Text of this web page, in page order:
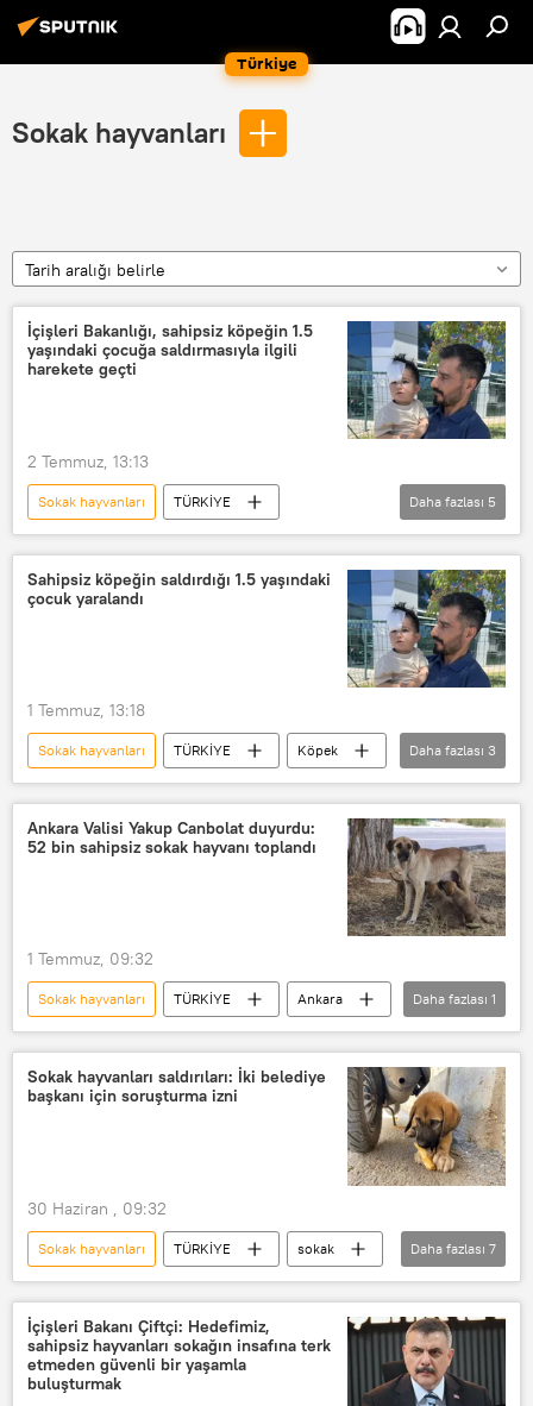
Türkiye
Sokak hayvanları
Tarih aralığı belirle
İçişleri Bakanlığı, sahipsiz köpeğin 1.5
yaşındaki çocuğa saldırmasıyla ilgili
harekete geçti
2 Temmuz, 13:13
Sokak hayvanları
TÜRKİYE
Mustafa Çiftçi
Şanlıurfa
İçişleri Bakanlığı
Sokak köpeği
Başıboş sokak köpeği
Daha fazlası 5
Sahipsiz köpeğin saldırdığı 1.5 yaşındaki
çocuk yaralandı
1 Temmuz, 13:18
Sokak hayvanları TÜRKİYE
Köpek
köpek saldırısı
Sokak köpeği
Başıboş sokak köpeği
Daha fazlası 3
Ankara Valisi Yakup Canbolat duyurdu:
52 bin sahipsiz sokak hayvanı toplandı
1 Temmuz, 09:32
Sokak hayvanları TÜRKİYE
Ankara
Ankara Valiliği
Daha fazlası 1
Sokak hayvanları saldırıları: İki belediye
başkanı için soruşturma izni
30 Haziran , 09:32
Sokak hayvanları TÜRKİYE
sokak
Sokak köpeği
Başıboş sokak köpeği
CHP
İçişleri Bakanlığı
Türkiye
AK Parti
Soruşturma
Daha fazlası 7
İçişleri Bakanı Çiftçi: Hedefimiz,
sahipsiz hayvanları sokağın insafına terk
etmeden güvenli bir yaşamla
buluşturmak